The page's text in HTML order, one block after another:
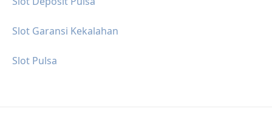
Slot Garansi Kekalahan
Slot Pulsa